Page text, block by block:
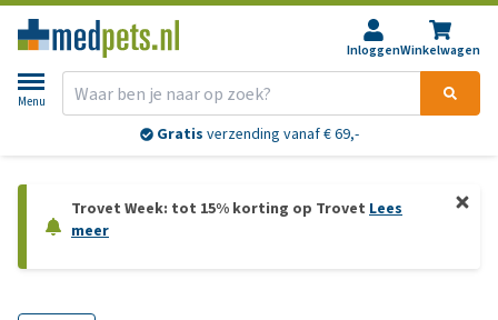
InloggenWinkelwagen
Menu
Gratis verzending vanaf € 69,-
Trovet Week: tot 15% korting op Trovet Lees
meer